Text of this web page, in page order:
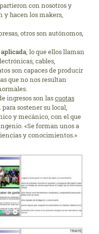
con nosotros y
y hacen los makers,
otros son autónomos,
, lo que ellos llaman
cables,
son capaces de producir
que no nos resultan
ingresos son lascuotas
sostener su local,
y mecánico, con el que
«Se forman unos a
y conocimientos.»